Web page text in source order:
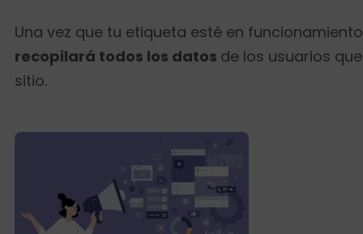
Una vez que tu etiqueta esté en
recopilará todos los datos de los usuarios
sitio.